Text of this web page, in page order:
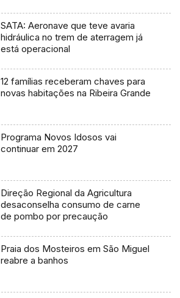
SATA: Aeronave que teve avaria
hidráulica no trem de aterragem já
está operacional
12 famílias receberam chaves para
novas habitações na Ribeira Grande
Programa Novos Idosos vai
continuar em 2027
Direção Regional da Agricultura
desaconselha consumo de carne
de pombo por precaução
Praia dos Mosteiros em São Miguel
reabre a banhos